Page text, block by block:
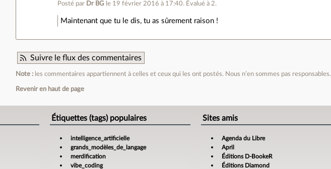
Posté par Dr BG le 19 février 2016 à 17:40. Évalué à 2.
Maintenant que tu le dis, tu as sûrement raison !
Suivre le flux des commentaires
Note : les commentaires appartiennent à celles et ceux qui les ont postés. Nous n’en sommes pas responsables.
Revenir en haut de page
Étiquettes (tags) populaires
intelligence_artificielle
grands_modèles_de_langage
merdification
vibe_coding
Sites amis
Agenda du Libre
April
Éditions D-BookeR
Éditions Diamond